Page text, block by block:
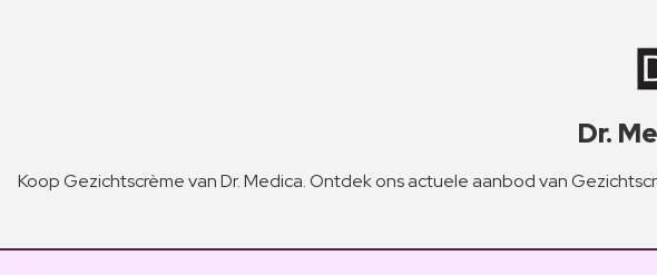
Dr.
Koop Gezichtscrème van Dr. Medica. Ontdek ons actuele aanbod van